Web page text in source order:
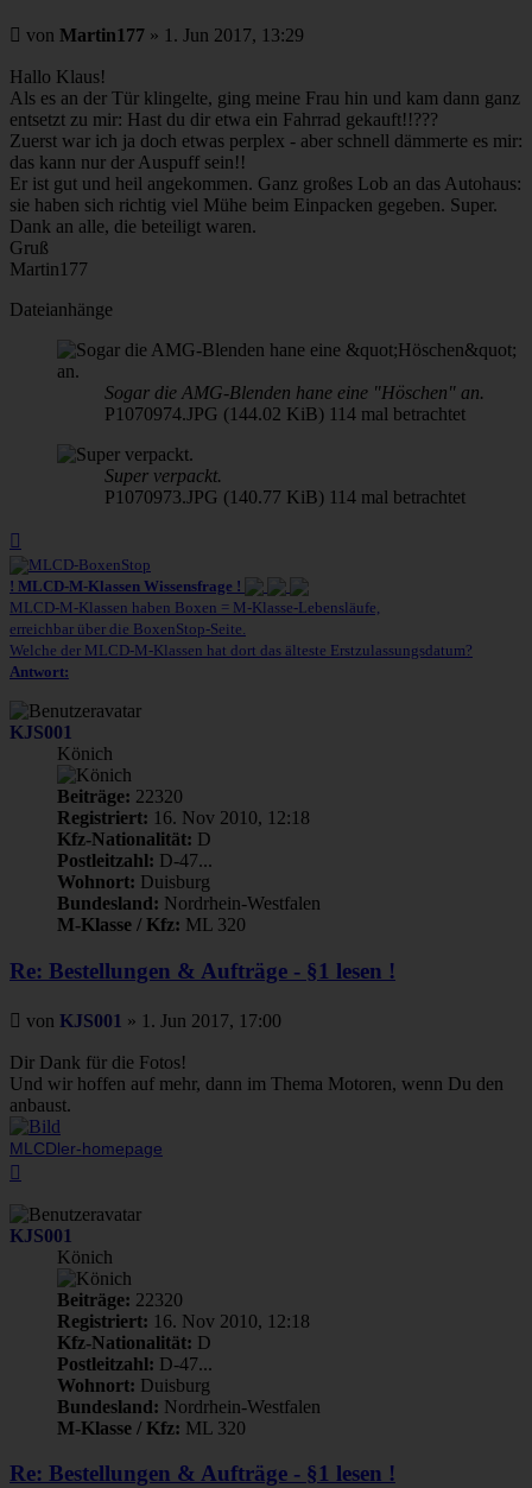
Beitrag
von Martin177 » 1. Jun 2017, 13:29
Hallo Klaus!
Als es an der Tür klingelte, ging meine Frau hin und kam dann ganz
entsetzt zu mir: Hast du dir etwa ein Fahrrad gekauft!!???
Zuerst war ich ja doch etwas perplex - aber schnell dämmerte es mir:
das kann nur der Auspuff sein!!
Er ist gut und heil angekommen. Ganz großes Lob an das Autohaus:
sie haben sich richtig viel Mühe beim Einpacken gegeben. Super.
Dank an alle, die beteiligt waren.
Gruß
Martin177
Dateianhänge
Sogar die AMG-Blenden hane eine "Höschen" an.
P1070974.JPG (144.02 KiB) 114 mal betrachtet
Super verpackt.
P1070973.JPG (140.77 KiB) 114 mal betrachtet
oben
! MLCD-M-Klassen Wissensfrage !
MLCD-M-Klassen haben Boxen = M-Klasse-Lebensläufe,
erreichbar über die BoxenStop-Seite.
Welche der MLCD-M-Klassen hat dort das älteste Erstzulassungsdatum?
Antwort:
KJS001
Könich
Beiträge: 22320
Registriert: 16. Nov 2010, 12:18
Kfz-Nationalität: D
Postleitzahl: D-47...
Wohnort: Duisburg
Bundesland: Nordrhein-Westfalen
M-Klasse / Kfz: ML 320
Re: Bestellungen & Aufträge - §1 lesen !
Beitrag
von KJS001 » 1. Jun 2017, 17:00
Dir Dank für die Fotos!
Und wir hoffen auf mehr, dann im Thema Motoren, wenn Du den
anbaust.
MLCDler-homepage
KJS001
Könich
Beiträge: 22320
Registriert: 16. Nov 2010, 12:18
Kfz-Nationalität: D
Postleitzahl: D-47...
Wohnort: Duisburg
Bundesland: Nordrhein-Westfalen
M-Klasse / Kfz: ML 320
Re: Bestellungen & Aufträge - §1 lesen !